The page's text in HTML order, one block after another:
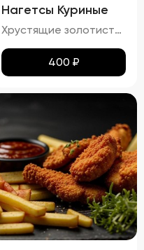
Нагетсы Куриные
Хрустящие золотистые нагетсы с легким маслянистым блеском и тонким слоем соуса. Аромат блюда сочетает в себе запах жареного куриного мяса и сладких ноток соуса. Вкус этих нагетсов – гармоничное сочетание сладости и легкой солоноватости, с выраженными нотами куриного мяса. Текстура плотная и хрустящая, с нежным мясом под аппетитной корочкой.
400 ₽